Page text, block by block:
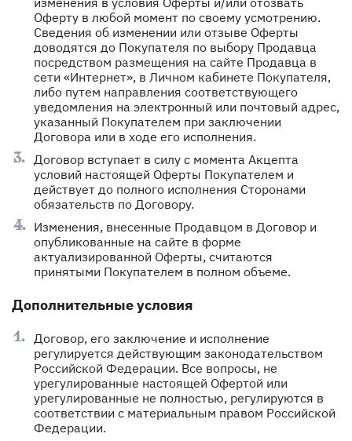
Оферту в любой момент по своему усмотрению.
Сведения об изменении или отзыве Оферты
доводятся до Покупателя по выбору Продавца
посредством размещения на сайте Продавца в
сети «Интернет», в Личном кабинете Покупателя,
либо путем направления соответствующего
уведомления на электронный или почтовый адрес,
указанный Покупателем при заключении
Договора или в ходе его исполнения.
Договор вступает в силу с момента Акцепта
условий настоящей Оферты Покупателем и
действует до полного исполнения Сторонами
обязательств по Договору.
Изменения, внесенные Продавцом в Договор и
опубликованные на сайте в форме
актуализированной Оферты, считаются
принятыми Покупателем в полном объеме.
Дополнительные условия
Договор, его заключение и исполнение
регулируется действующим законодательством
Российской Федерации. Все вопросы, не
урегулированные настоящей Офертой или
урегулированные не полностью, регулируются в
соответствии с материальным правом Российской
Федерации.